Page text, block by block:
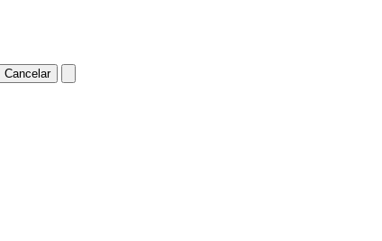
Cancelar